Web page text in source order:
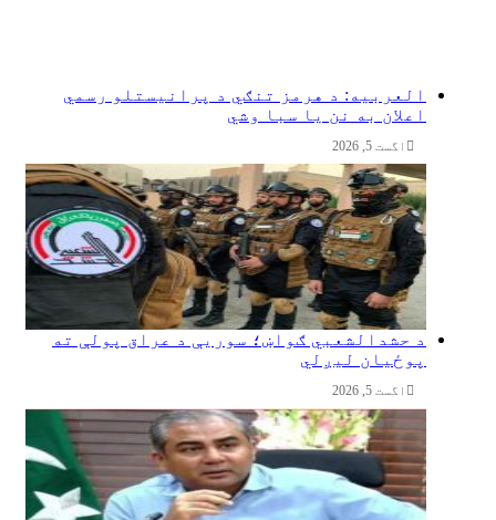
العربیه: د هرمز تنګي د پرانیستلو رسمي
اعلان به نن یا سبا وشي
اگست 5, 2026
د حشدالشعبي ګواښ؛ سوریې د عراق پولې ته
پوځیان لیږلي
اگست 5, 2026